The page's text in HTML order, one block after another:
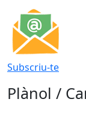
Subscriu-te
Plànol /